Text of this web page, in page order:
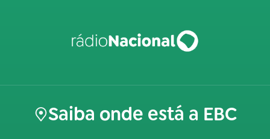
Saiba onde está a EBC